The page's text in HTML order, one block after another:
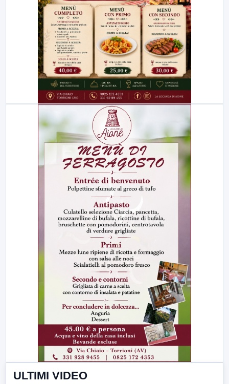
ULTIMI VIDEO